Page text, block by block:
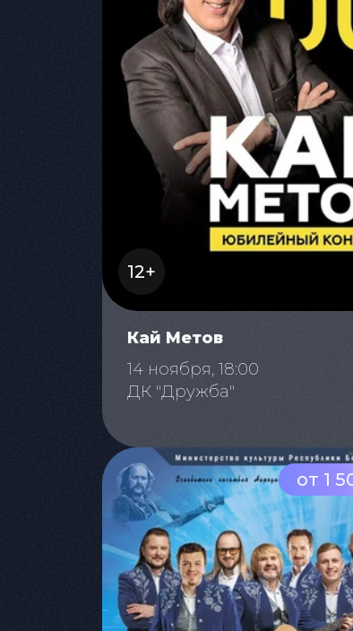
12+
Кай Метов
14 ноября, 18:00
ДК "Дружба"
от 1